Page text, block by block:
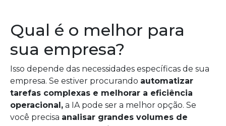
Qual é o melhor para
sua empresa?
Isso depende das necessidades específicas de sua
empresa. Se estiver procurando automatizar
tarefas complexas e melhorar a eficiência
operacional, a IA pode ser a melhor opção. Se
você precisa analisar grandes volumes de